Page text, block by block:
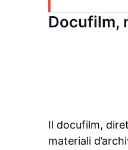
Docufilm,
Il docufilm,
materiali